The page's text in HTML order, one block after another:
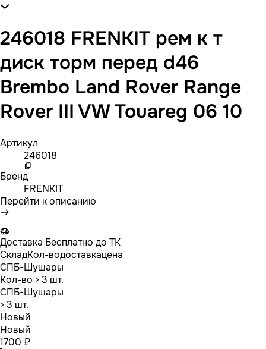
246018 FRENKIT рем к т
диск торм перед d46
Brembo Land Rover Range
Rover III VW Touareg 06 10
Артикул
246018
Бренд
FRENKIT
Перейти к описанию
Доставка Бесплатно до ТК
СкладКол-водоставкацена
СПБ-Шушары
Кол-во > 3 шт.
СПБ-Шушары
> 3 шт.
Новый
Новый
1700 ₽